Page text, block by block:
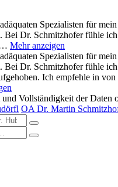
Spezialisten für
Bei Dr. Schmitzhofer fühle
Mehr anzeigen
Spezialisten für
Bei Dr. Schmitzhofer fühle
Ich empfehle in von
Vollständigkeit der Daten
OA Dr. Martin